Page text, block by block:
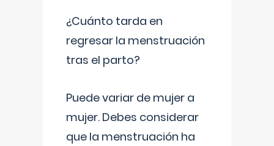
¿Cuánto tarda en
regresar la menstruación
tras el parto?
Puede variar de mujer a
mujer. Debes considerar
que la menstruación ha